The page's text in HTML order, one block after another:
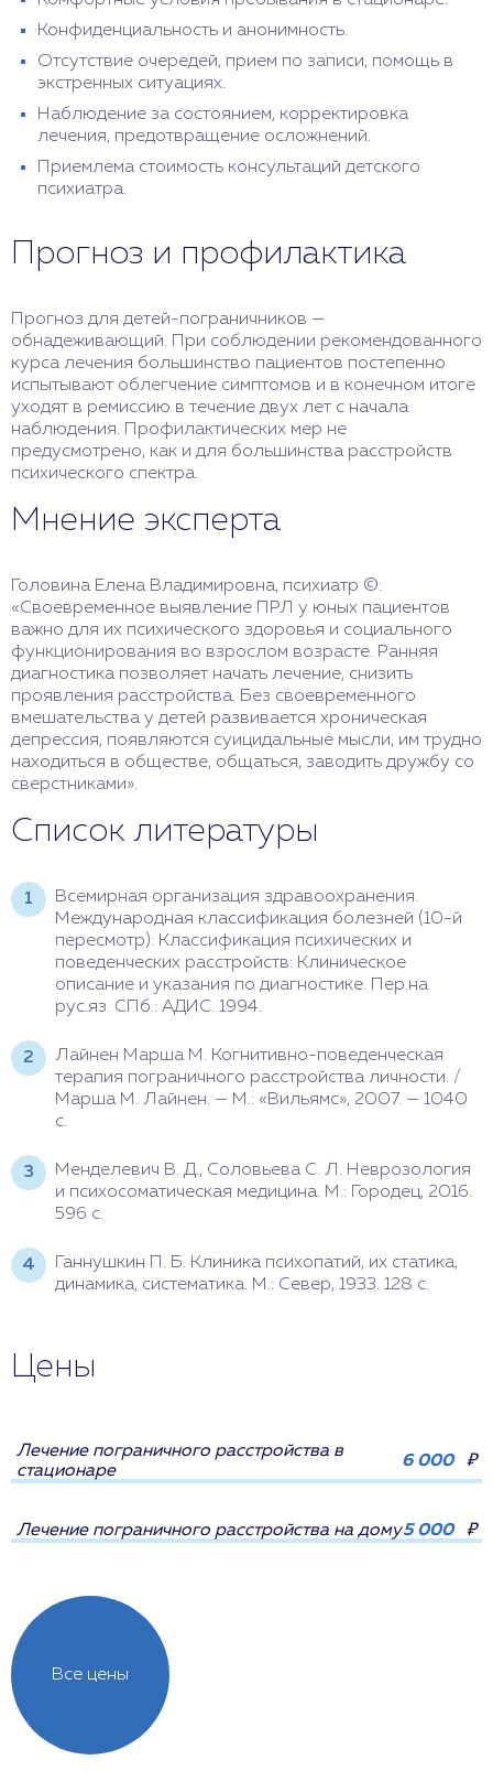
Конфиденциальность и анонимность.
Отсутствие очередей, прием по записи, помощь в
экстренных ситуациях.
Наблюдение за состоянием, корректировка
лечения, предотвращение осложнений.
Приемлема стоимость консультаций детского
психиатра.
Прогноз и профилактика
Прогноз для детей-пограничников —
обнадеживающий. При соблюдении рекомендованного
курса лечения большинство пациентов постепенно
испытывают облегчение симптомов и в конечном итоге
уходят в ремиссию в течение двух лет с начала
наблюдения. Профилактических мер не
предусмотрено, как и для большинства расстройств
психического спектра.
Мнение эксперта
Головина Елена Владимировна, психиатр ©:
«Своевременное выявление ПРЛ у юных пациентов
важно для их психического здоровья и социального
функционирования во взрослом возрасте. Ранняя
диагностика позволяет начать лечение, снизить
проявления расстройства. Без своевременного
вмешательства у детей развивается хроническая
депрессия, появляются суицидальные мысли, им трудно
находиться в обществе, общаться, заводить дружбу со
сверстниками».
Список литературы
Всемирная организация здравоохранения.
Международная классификация болезней (10-й
пересмотр): Классификация психических и
поведенческих расстройств: Клиническое
описание и указания по диагностике. Пер.на
рус.яз. СПб.: АДИС. 1994.
Лайнен Марша М. Когнитивно-поведенческая
терапия пограничного расстройства личности. /
Марша М. Лайнен. — М.: «Вильямс», 2007. — 1040
с.
Менделевич В. Д., Соловьева С. Л. Неврозология
и психосоматическая медицина. М.: Городец, 2016.
596 с.
Ганнушкин П. Б. Клиника психопатий, их статика,
динамика, систематика. М.: Север, 1933. 128 с.
Цены
Все цены
Лечение пограничного расстройства в
стационаре
6 000 ₽
Лечение пограничного расстройства на дому5 000 ₽